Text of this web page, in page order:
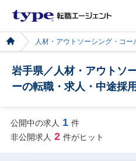
人材・アウトソーシング・コー
岩手県／人材・アウトソ
ーの転職・求人・中途採
公開中の求人 1 件
非公開求人 2 件がヒット